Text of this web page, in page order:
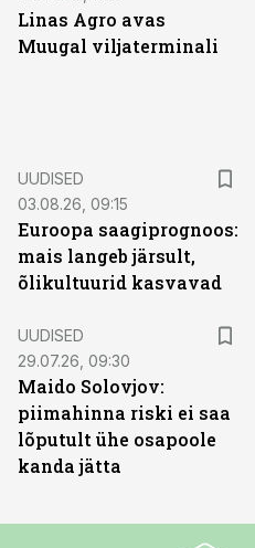
Linas Agro avas
Muugal viljaterminali
UUDISED
03.08.26, 09:15
Euroopa saagiprognoos:
mais langeb järsult,
õlikultuurid kasvavad
UUDISED
29.07.26, 09:30
Maido Solovjov:
piimahinna riski ei saa
lõputult ühe osapoole
kanda jätta